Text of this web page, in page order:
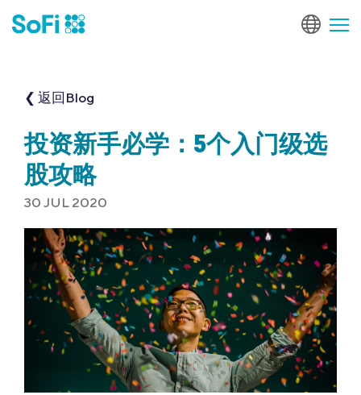
❮ 返回Blog
投资新手必学：5个入门级选
股攻略
30 JUL 2020